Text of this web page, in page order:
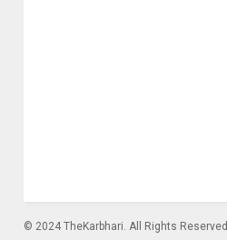
© 2024 TheKarbhari. All Rights Reserved